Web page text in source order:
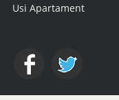
Usi Apartament